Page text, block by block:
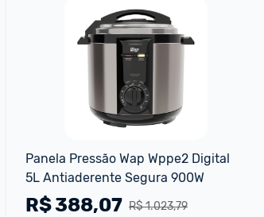
Panela Pressão Wap Wppe2 Digital
5L Antiaderente Segura 900W
R$ 1.023,79
R$388,07